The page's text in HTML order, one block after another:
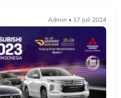
Admin • 17 Juli 2024